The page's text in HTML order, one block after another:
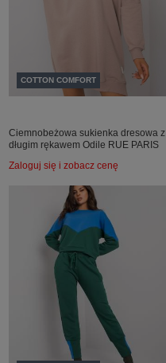
COTTON COMFORT
Ciemnobeżowa sukienka dresowa z
długim rękawem Odile RUE PARIS
Zaloguj się i zobacz cenę